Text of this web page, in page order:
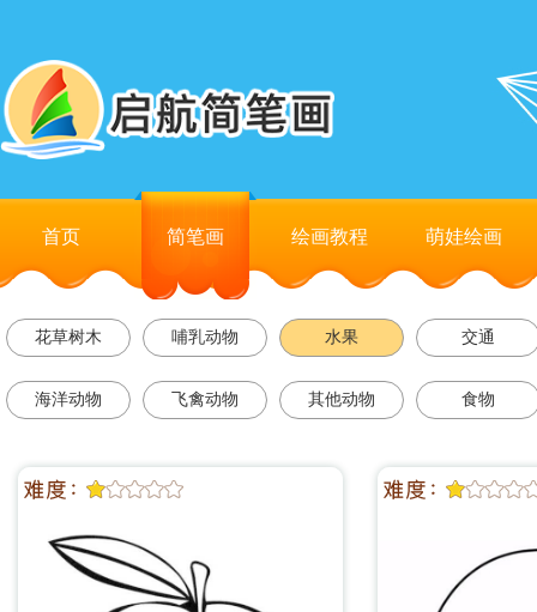
首页 简笔画 绘画教程 萌娃绘画
花草树木 哺乳动物 水果 交通
海洋动物 飞禽动物 其他动物 食物